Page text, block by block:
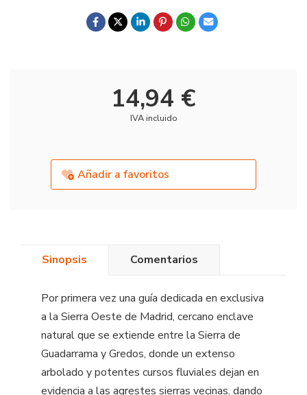
14,94 €
IVA incluido
Añadir a favoritos
Sinopsis Comentarios
Por primera vez una guía dedicada en exclusiva
a la Sierra Oeste de Madrid, cercano enclave
natural que se extiende entre la Sierra de
Guadarrama y Gredos, donde un extenso
arbolado y potentes cursos fluviales dejan en
evidencia a las agrestes sierras vecinas, dando